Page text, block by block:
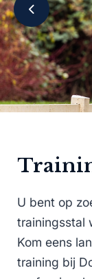
U bent op
trainingsstal
Kom eens
training bij